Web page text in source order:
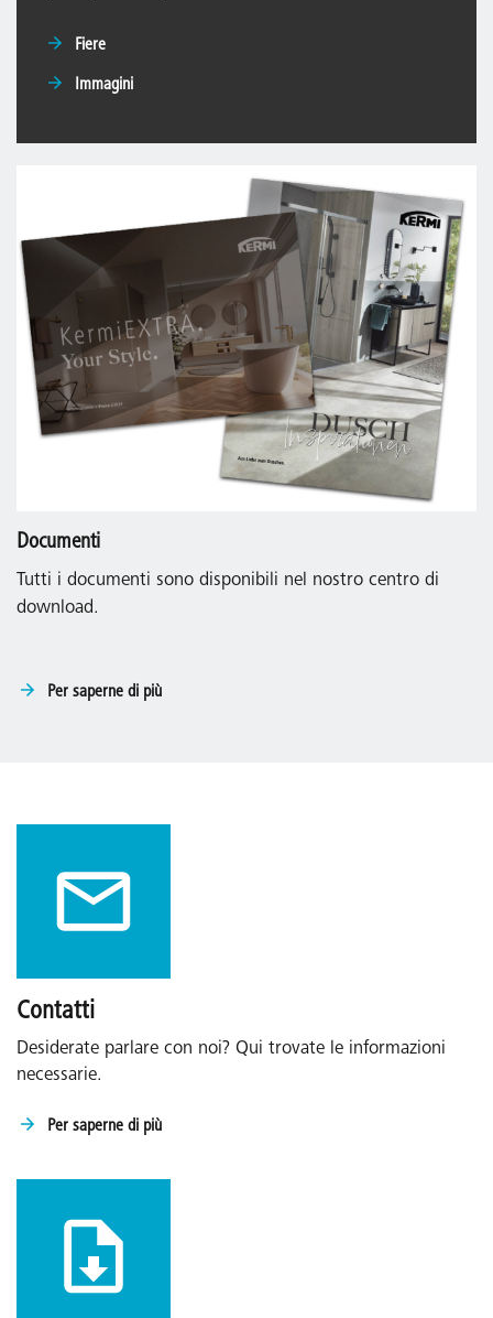
Fiere
Immagini
Documenti
Tutti i documenti sono disponibili nel nostro centro di
download.
Per saperne di più
Contatti
Desiderate parlare con noi? Qui trovate le informazioni
necessarie.
Per saperne di più